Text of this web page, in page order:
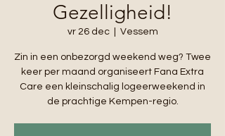
Gezelligheid!
vr 26 dec
  |
Vessem
Zin in een onbezorgd weekend weg? Twee
keer per maand organiseert Fana Extra
Care een kleinschalig logeerweekend in
de prachtige Kempen-regio.